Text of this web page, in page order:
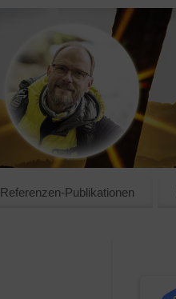
Referenzen-Publikationen